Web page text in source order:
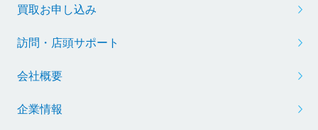
買取お申し込み
訪問・店頭サポート
会社概要
企業情報